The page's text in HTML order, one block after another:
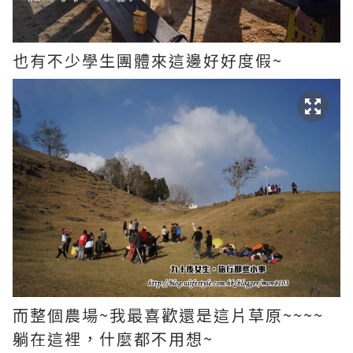
也有不少學生團體來這邊好好度假~
而整個農場~我最喜歡還是這片草原~~~~
躺在這裡，什麼都不用想~